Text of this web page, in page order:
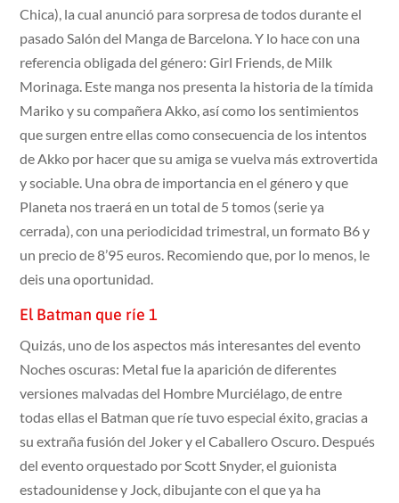
Chica), la cual anunció para sorpresa de todos durante el
pasado Salón del Manga de Barcelona. Y lo hace con una
referencia obligada del género: Girl Friends, de Milk
Morinaga. Este manga nos presenta la historia de la tímida
Mariko y su compañera Akko, así como los sentimientos
que surgen entre ellas como consecuencia de los intentos
de Akko por hacer que su amiga se vuelva más extrovertida
y sociable. Una obra de importancia en el género y que
Planeta nos traerá en un total de 5 tomos (serie ya
cerrada), con una periodicidad trimestral, un formato B6 y
un precio de 8’95 euros. Recomiendo que, por lo menos, le
deis una oportunidad.
El Batman que ríe 1
Quizás, uno de los aspectos más interesantes del evento
Noches oscuras: Metal fue la aparición de diferentes
versiones malvadas del Hombre Murciélago, de entre
todas ellas el Batman que ríe tuvo especial éxito, gracias a
su extraña fusión del Joker y el Caballero Oscuro. Después
del evento orquestado por Scott Snyder, el guionista
estadounidense y Jock, dibujante con el que ya ha